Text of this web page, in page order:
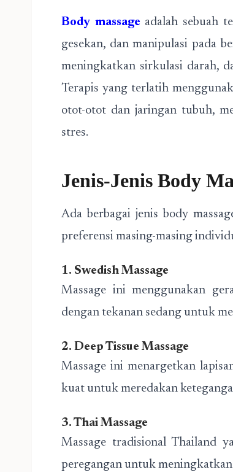
Body massage adalah sebuah
gesekan, dan manipulasi pada
meningkatkan sirkulasi darah,
Terapis yang terlatih
otot-otot dan jaringan tubuh,
stres.
Jenis-Jenis Body
Ada berbagai jenis body
preferensi masing-masing
1. Swedish Massage
Massage ini menggunakan
dengan tekanan sedang untuk
2. Deep Tissue Massage
Massage ini menargetkan
kuat untuk meredakan
3. Thai Massage
Massage tradisional Thailand
peregangan untuk